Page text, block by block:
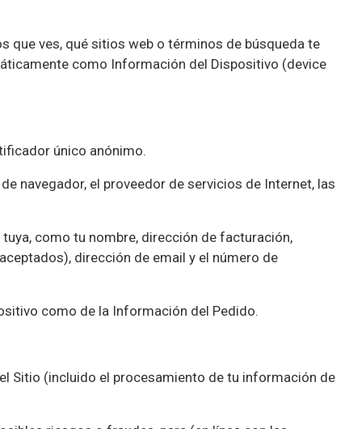
que ves, qué sitios web o términos de búsqueda te
como Información del Dispositivo (device
único anónimo.
navegador, el proveedor de servicios de Internet, las
como tu nombre, dirección de facturación,
), dirección de email y el número de
como de la Información del Pedido.
Sitio (incluido el procesamiento de tu información de